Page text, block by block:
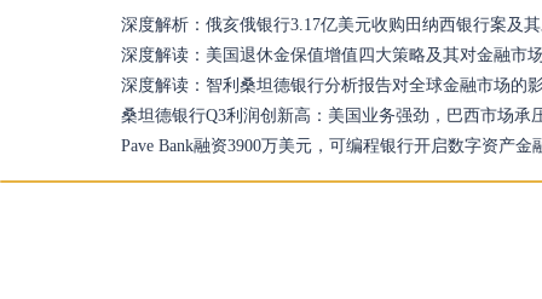
深度解析：俄亥俄银行3.17亿美元收购田纳西银行案及
深度解读：美国退休金保值增值四大策略及其对金融市
深度解读：智利桑坦德银行分析报告对全球金融市场的
桑坦德银行Q3利润创新高：美国业务强劲，巴西市场承
Pave Bank融资3900万美元，可编程银行开启数字资产金